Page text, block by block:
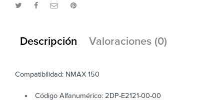
Descripción Valoraciones (0)
Compatibilidad: NMAX 150
Código Alfanumérico: 2DP-E2121-00-00